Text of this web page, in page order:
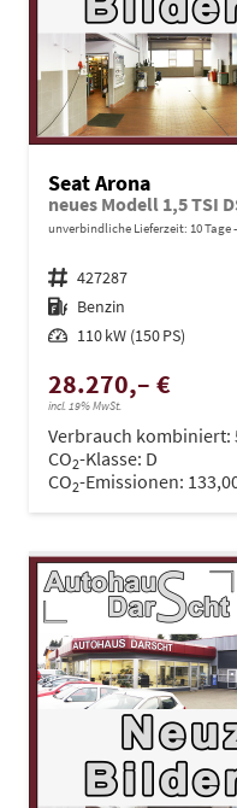
Seat Arona
neues Modell 1,5 TSI
unverbindliche Lieferzeit: 10 Tage
Fahrzeugnr. 427287
Kraftstoff Benzin
Leistung 110 kW (150 PS)
28.270,– €
incl. 19% MwSt.
Verbrauch kombiniert:
CO2-Klasse: D
CO2-Emissionen: